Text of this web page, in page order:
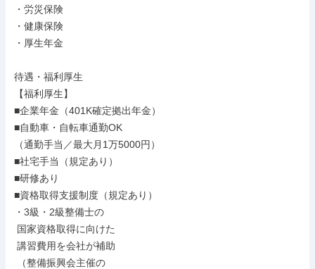
・労災保険
・健康保険
・厚生年金
待遇・福利厚生
【福利厚生】
■企業年金（401K確定拠出年金）
■自動車・自転車通勤OK
（通勤手当／最大月1万5000円）
■社宅手当（規定あり）
■研修あり
■資格取得支援制度（規定あり）
・3級・2級整備士の